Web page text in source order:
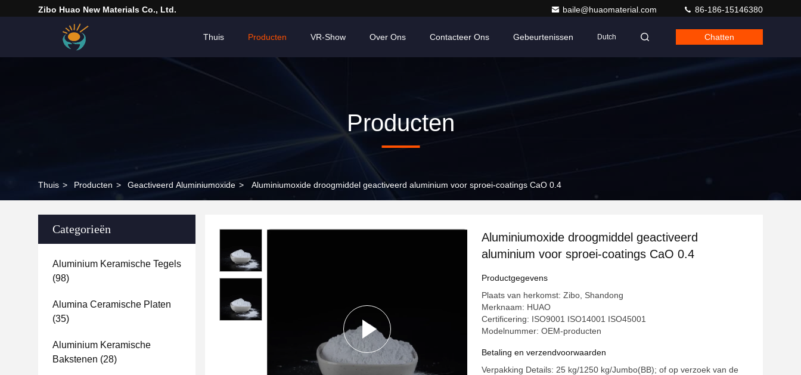
Zibo Huao New Materials Co., Ltd. baile@huaomaterial.com 86-186-15146380
Thuis Producten VR-Show Over Ons Contacteer Ons Gebeurtenissen Dutch Chatten
Producten
Thuis > Producten > Geactiveerd Aluminiumoxide > Aluminiumoxide droogmiddel geactiveerd aluminium voor sproei-coatings CaO 0.4
Categorieën
Aluminium Keramische Tegels
(98)
Alumina Ceramische Platen
(35)
Aluminium Keramische
Bakstenen (28)
Aluminiumoxide droogmiddel geactiveerd
aluminium voor sproei-coatings CaO 0.4
Productgegevens
Plaats van herkomst: Zibo, Shandong
Merknaam: HUAO
Certificering: ISO9001 ISO14001 ISO45001
Modelnummer: OEM-producten
Betaling en verzendvoorwaarden
Verpakking Details: 25 kg/1250 kg/Jumbo(BB); of op verzoek van de